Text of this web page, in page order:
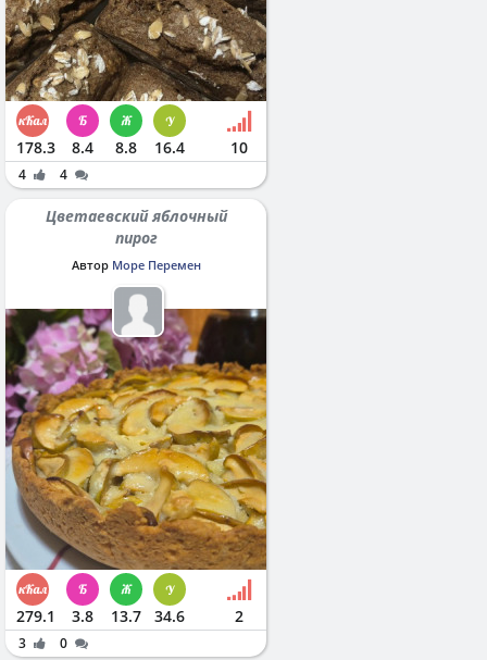
178.3 8.4 8.8 16.4 10
4 4
Цветаевский яблочный
пирог
Автор Море Перемен
279.1 3.8 13.7 34.6 2
3 0